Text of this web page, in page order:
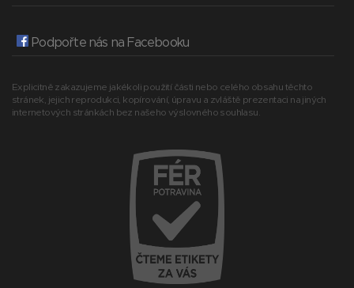
Podpořte nás na Facebooku
Explicitně zakazujeme jakékoli použití části nebo celého obsahu těchto
stránek, jejich reprodukci, kopírování, úpravu a zvláště prezentaci na jiných
internetových stránkách bez našeho výslovného souhlasu.